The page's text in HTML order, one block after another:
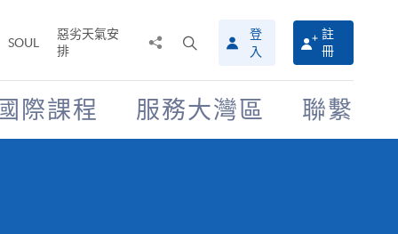
SOUL
惡劣天氣安
排
搜
尋
介
面
登
入
註
冊
際課程 服務大灣區 聯繫